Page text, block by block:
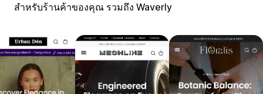
สำหรับร้านค้าของคุณ รวมถึง Waverly